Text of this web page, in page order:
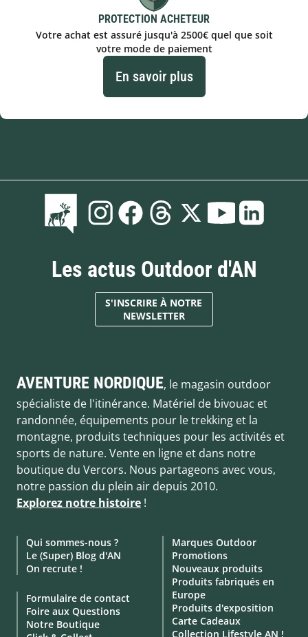
PROTECTION ACHETEUR
Votre achat est assuré jusqu'à 2500€ quel que soit
votre mode de paiement
En savoir plus
Les actus Outdoor d'AN
S'INSCRIRE À NOTRE
NEWSLETTER
AVENTURE NORDIQUE, le magasin outdoor
spécialiste de l'itinérance. Matériel de bivouac et
randonnée, équipements pour le trekking et la
montagne, produits techniques pour les activités et
sports de nature. Vente en ligne et dans notre
boutique du Vercors. Nous partageons avec vous,
notre passion du plein air depuis 2010.
Explorez notre histoire !
Qui sommes-nous ?
Le (Super) Blog d'AN
On recrute !
Formulaire de contact
Foire aux Questions
Notre Boutique
Marques Outdoor
Promotions
Nouveaux produits
Produits fabriqués en
Europe
Produits d'exposition
Carte Cadeaux
Collection Lifestyle AN !